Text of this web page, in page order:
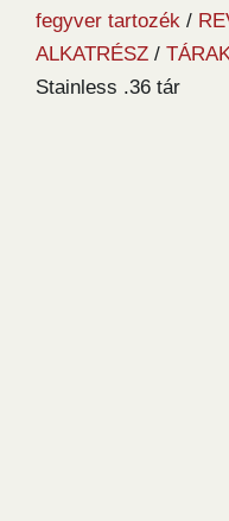
fegyver tartozék /
ALKATRÉSZ /
Stainless .36 tár